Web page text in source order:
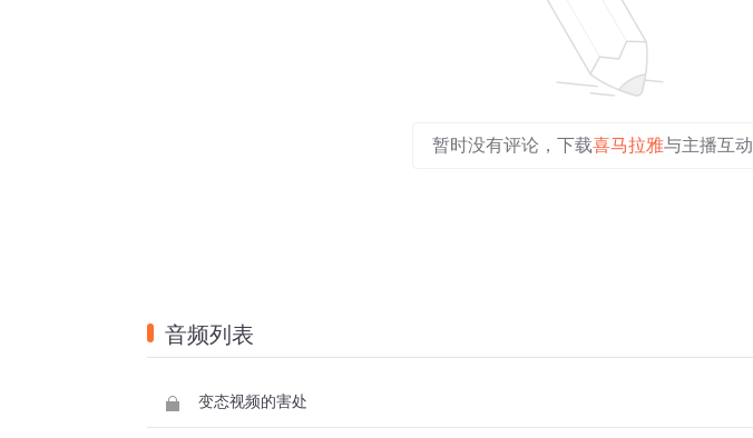
暂时没有评论，下载喜马拉雅与主播互动
音频列表
变态视频的害处